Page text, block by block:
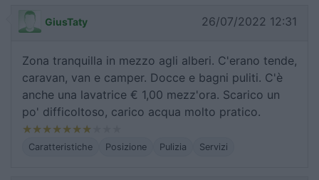
GiusTaty 26/07/2022 12:31
Zona tranquilla in mezzo agli alberi. C'erano tende,
caravan, van e camper. Docce e bagni puliti. C'è
anche una lavatrice € 1,00 mezz'ora. Scarico un
po' difficoltoso, carico acqua molto pratico.
Caratteristiche Posizione Pulizia Servizi